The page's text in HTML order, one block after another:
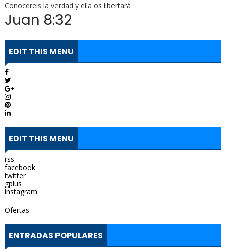
Conocereis la verdad y ella os libertarà
Juan 8:32
EDIT THIS MENU
EDIT THIS MENU
rss
facebook
twitter
gplus
instagram
Ofertas
ENTRADAS POPULARES